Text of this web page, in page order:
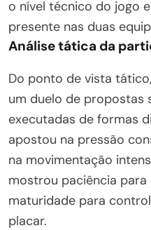
o nível técnico do jogo
presente nas duas
Análise tática da
Do ponto de vista tático,
um duelo de propostas
executadas de formas
apostou na pressão
na movimentação
mostrou paciência
maturidade para
placar.